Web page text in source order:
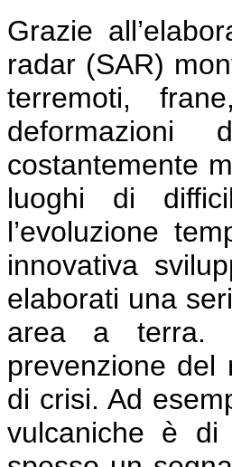
Grazie
radar (SAR)
terremoti,
deformazioni
costantemente
luoghi di
l’evoluzione
innovativa
elaborati una
area a terra.
prevenzione
di crisi. Ad
vulcaniche è di